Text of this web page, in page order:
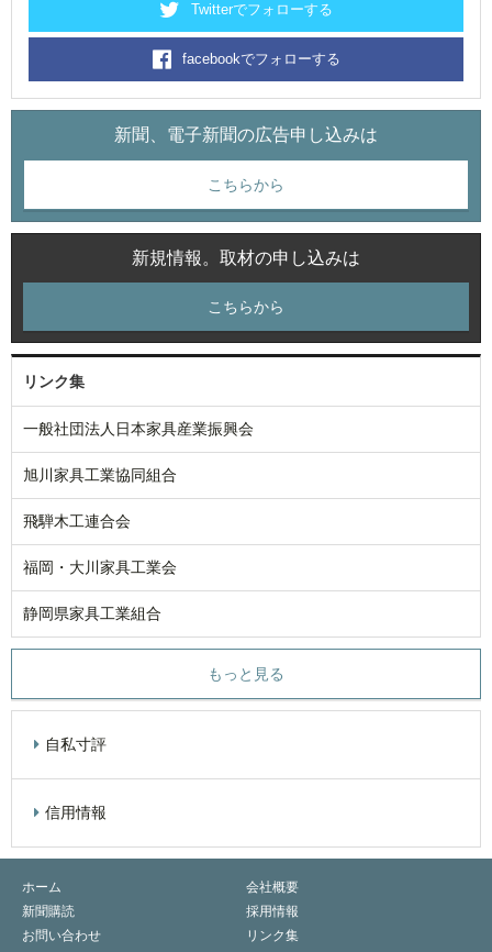
Twitterでフォローする
facebookでフォローする
新聞、電子新聞の広告申し込みは
こちらから
新規情報。取材の申し込みは
こちらから
リンク集
一般社団法人日本家具産業振興会
旭川家具工業協同組合
飛騨木工連合会
福岡・大川家具工業会
静岡県家具工業組合
もっと見る
自私寸評
信用情報
ホーム
会社概要
新聞購読
採用情報
お問い合わせ
リンク集